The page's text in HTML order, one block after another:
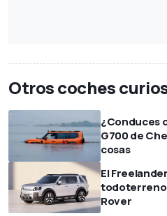
Otros coches
¿Conduces
G700 de
cosas
El
todoterreno
Rover